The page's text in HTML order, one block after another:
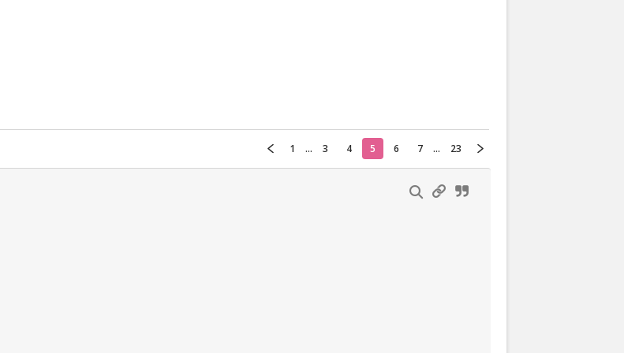
1 ... 3 4 5 6 7 ... 23